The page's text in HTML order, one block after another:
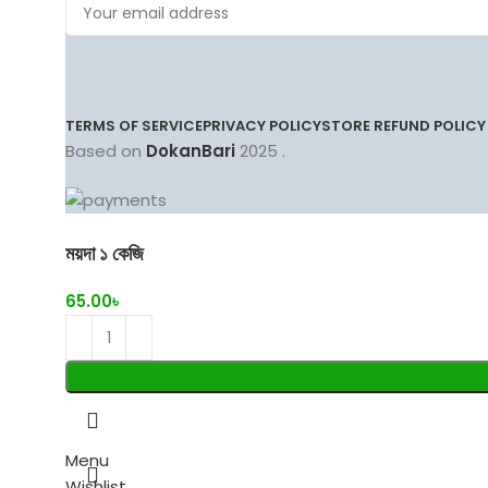
TERMS OF SERVICEPRIVACY POLICYSTORE REFUND POLICY
Based on DokanBari2025 .
ময়দা ১ কেজি
65.00৳
Menu